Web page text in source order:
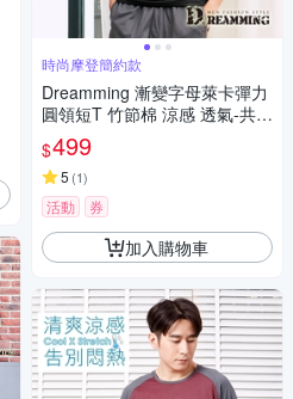
時尚摩登簡約款
Dreamming 漸變字母萊卡彈力
圓領短T 竹節棉 涼感 透氣-共二
$499
5 (1)
活動 券
加入購物車